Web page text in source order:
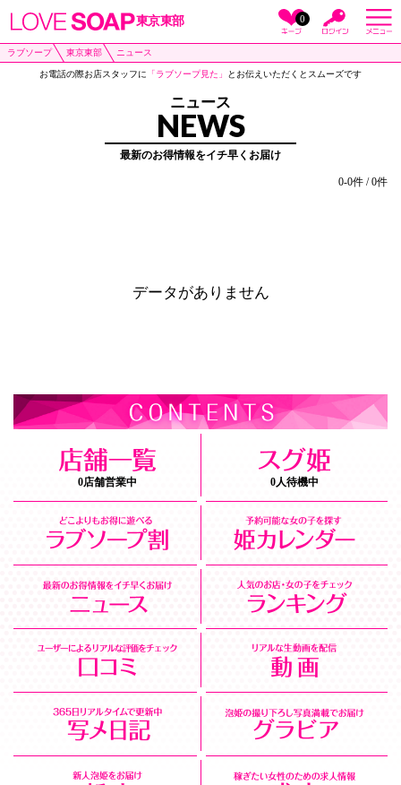
東京東部 0
ラブソープ 東京東部 ニュース
お電話の際お店スタッフに 「ラブソープ見た」 とお伝えいただくとスムーズです
ニュース
NEWS
最新のお得情報をイチ早くお届け
0-0件 / 0件
データがありません
0店舗営業中 0人待機中